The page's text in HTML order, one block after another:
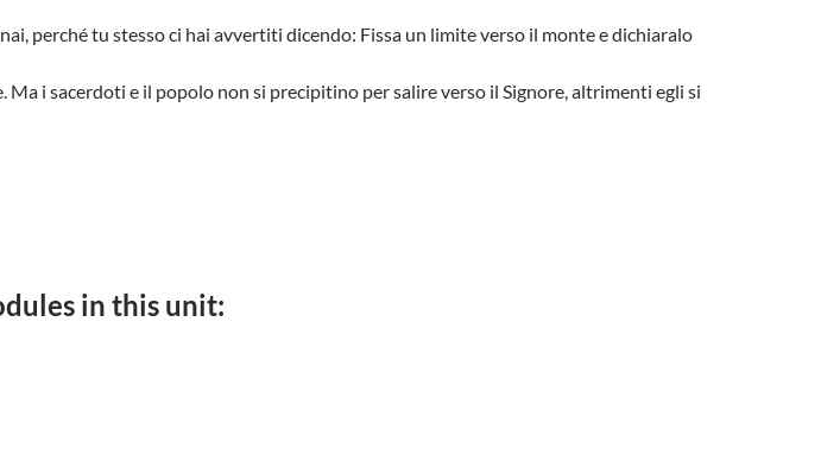
perché tu stesso ci hai avvertiti dicendo: Fissa un limite verso il monte e dichiaralo
Ma i sacerdoti e il popolo non si precipitino per salire verso il Signore, altrimenti egli si
in this unit: